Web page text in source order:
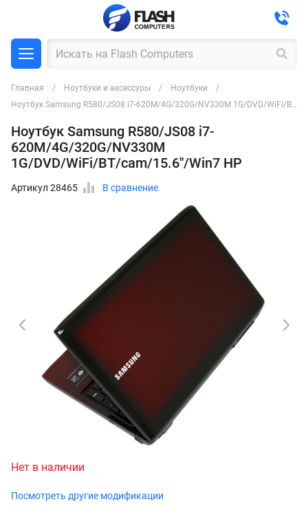
Главная Ноутбуки и аксессуры
Ноутбуки
Ноутбук Samsung R580/JS08 i7-620M/4G/320G/NV330M 1G/DVD/WiFi/BT/cam/15.6''/Win7 HP
Ноутбук Samsung R580/JS08 i7-
620M/4G/320G/NV330M
1G/DVD/WiFi/BT/cam/15.6''/Win7 HP
Артикул 28465 В сравнение
Нет в наличии
Посмотреть другие модификации